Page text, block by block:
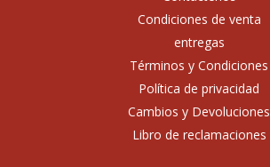
Condiciones de venta
entregas
Términos y Condiciones
Política de privacidad
Cambios y Devoluciones
Libro de reclamaciones